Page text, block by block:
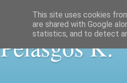
Pelasgos K.
This site uses cookies
are shared with Google
statistics, and to detect